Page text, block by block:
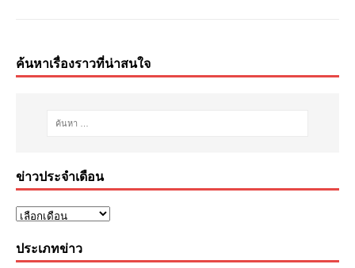
ค้นหาเรื่องราวที่น่าสนใจ
ข่าวประจำเดือน
ประเภทข่าว